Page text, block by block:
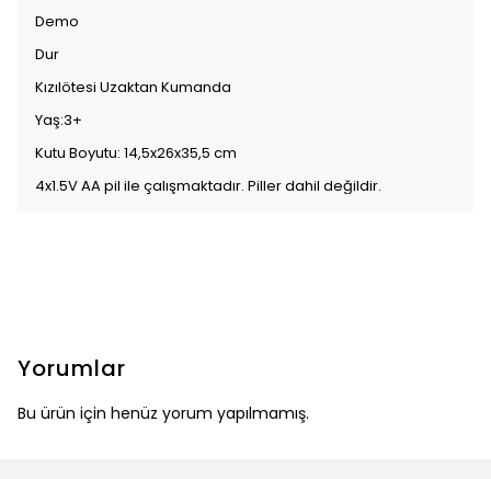
Demo
Dur
Kızılötesi Uzaktan Kumanda
Yaş:3+
Kutu Boyutu: 14,5x26x35,5 cm
4x1.5V AA pil ile çalışmaktadır. Piller dahil değildir.
Yorumlar
Bu ürün için henüz yorum yapılmamış.